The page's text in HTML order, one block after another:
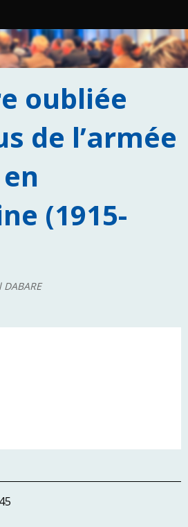
oubliée
de l’armée
(1915-